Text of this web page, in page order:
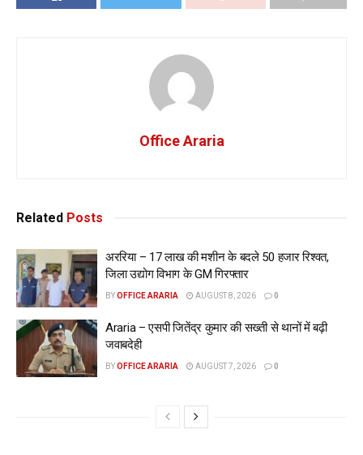
Office Araria
Related Posts
अररिया – 17 लाख की मशीन के बदले 50 हजार रिश्वत,
जिला उद्योग विभाग के GM गिरफ्तार
BYOFFICE ARARIA AUGUST 8, 2026 0
Araria – एसपी जितेंद्र कुमार की सख्ती से थानों में बढ़ी
जवाबदेही
BYOFFICE ARARIA AUGUST 7, 2026 0